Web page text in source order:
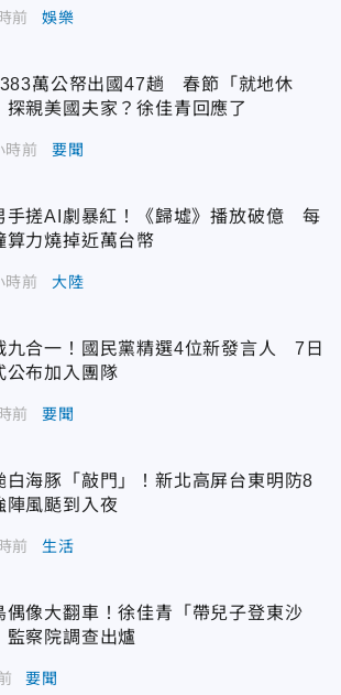
前 娛樂
萬公帑出國47趟 春節「就地休
探親美國夫家？徐佳青回應了
時前 要聞
手搓AI劇暴紅！《歸墟》播放破億 每
算力燒掉近萬台幣
時前 大陸
九合一！國民黨精選4位新發言人 7日
公布加入團隊
前 要聞
白海豚「敲門」！新北高屏台東明防8
陣風颳到入夜
前 生活
偶像大翻車！徐佳青「帶兒子登東沙
監察院調查出爐
要聞